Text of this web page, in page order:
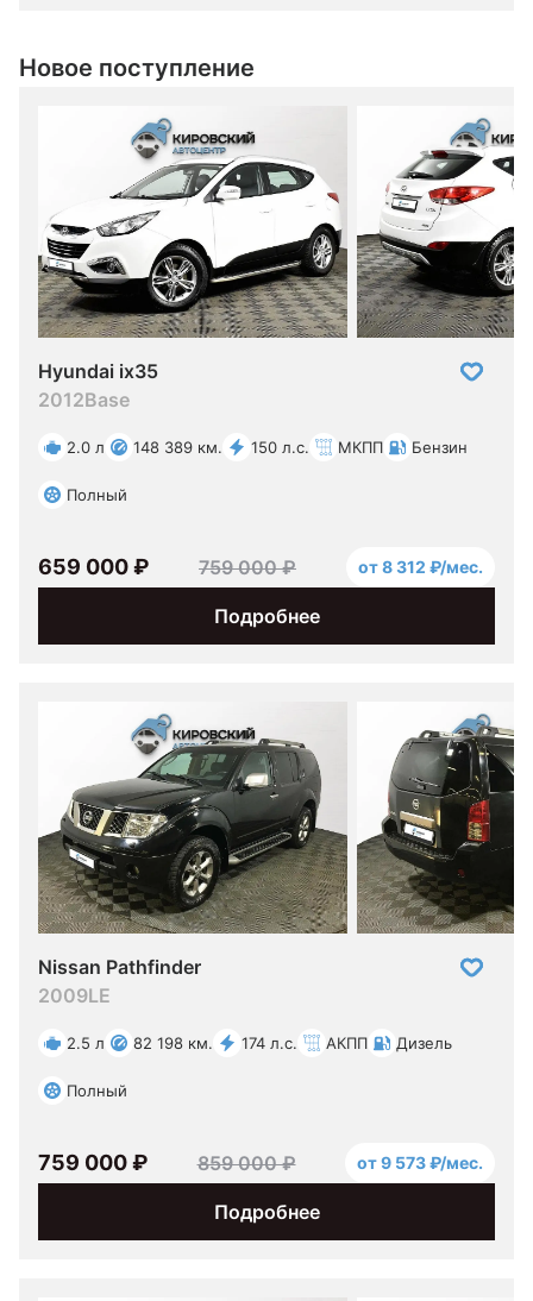
Новое поступление
Hyundai ix35
2012Base
2.0 л 148 389 км. 150 л.с. МКПП Бензин
Полный
Подробнее
659 000 ₽ 759 000 ₽ от 8 312 ₽/мес.
Nissan Pathfinder
2009LE
2.5 л 82 198 км. 174 л.с. АКПП Дизель
Полный
Подробнее
759 000 ₽ 859 000 ₽ от 9 573 ₽/мес.